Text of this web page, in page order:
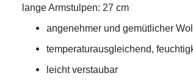
lange Armstulpen: 27 cm
angenehmer und gemütlicher
temperaturausgleichend,
leicht verstaubar